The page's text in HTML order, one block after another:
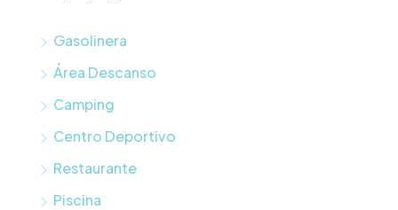
Gasolinera
Área Descanso
Camping
Centro Deportivo
Restaurante
Piscina